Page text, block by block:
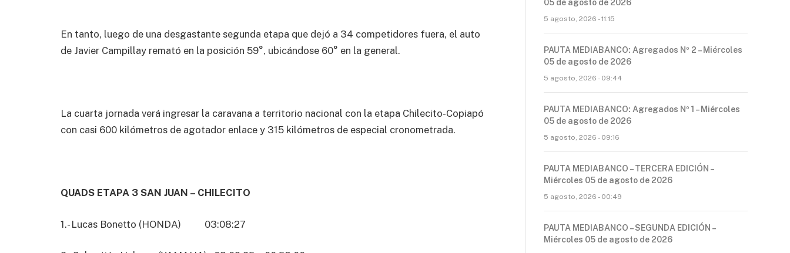
En tanto, luego de una desgastante segunda etapa que dejó a 34 competidores fuera, el auto
de Javier Campillay remató en la posición 59°, ubicándose 60° en la general.
La cuarta jornada verá ingresar la caravana a territorio nacional con la etapa Chilecito-Copiapó
con casi 600 kilómetros de agotador enlace y 315 kilómetros de especial cronometrada.
QUADS ETAPA 3 SAN JUAN – CHILECITO
1.- Lucas Bonetto (HONDA) 03:08:27
05 de agosto de 2026
5 agosto, 2026 - 11:15
PAUTA MEDIABANCO: Agregados Nº 2 – Miércoles
05 de agosto de 2026
5 agosto, 2026 - 09:44
PAUTA MEDIABANCO: Agregados Nº 1 – Miércoles
05 de agosto de 2026
5 agosto, 2026 - 09:16
PAUTA MEDIABANCO – TERCERA EDICIÓN –
Miércoles 05 de agosto de 2026
5 agosto, 2026 - 00:49
PAUTA MEDIABANCO – SEGUNDA EDICIÓN –
Miércoles 05 de agosto de 2026